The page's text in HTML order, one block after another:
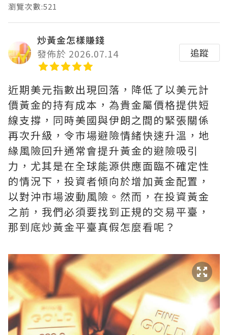
瀏覽次數:521
炒黃金怎樣賺錢
發佈於 2026.07.14
追蹤
近期美元指數出現回落，降低了以美元計
價黃金的持有成本，為貴金屬價格提供短
線支撐，同時美國與伊朗之間的緊張關係
再次升級，令市場避險情緒快速升溫，地
緣風險回升通常會提升黃金的避險吸引
力，尤其是在全球能源供應面臨不確定性
的情況下，投資者傾向於增加黃金配置，
以對沖市場波動風險。然而，在投資黃金
之前，我們必須要找到正規的交易平臺，
那到底炒黃金平臺真假怎麼看呢？